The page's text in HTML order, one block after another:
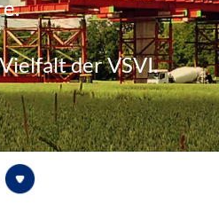
der VSVI.